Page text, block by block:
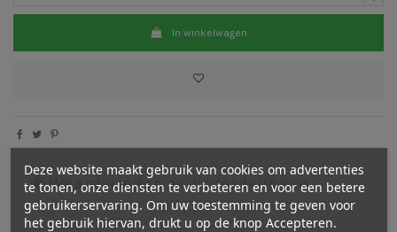
In winkelwagen
Waarderingen en beoordelingen
Er zijn nog geen beoordelingen
Deze website maakt gebruik van cookies om advertenties
te tonen, onze diensten te verbeteren en voor een betere
gebruikerservaring. Om uw toestemming te geven voor
het gebruik hiervan, drukt u op de knop Accepteren.